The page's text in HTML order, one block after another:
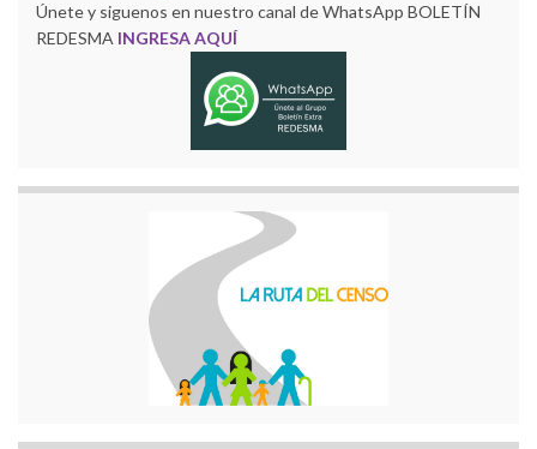
Únete y siguenos en nuestro canal de WhatsApp BOLETÍN
REDESMA INGRESA AQUÍ